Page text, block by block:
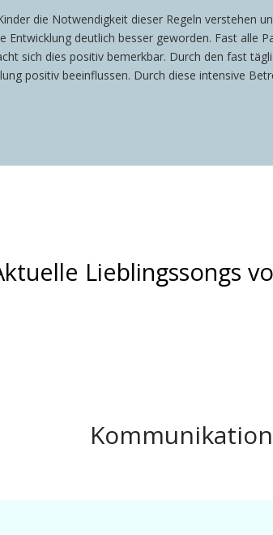
die Notwendigkeit dieser Regeln verstehen
Entwicklung deutlich besser geworden. Fast alle
sich dies positiv bemerkbar. Durch den fast
positiv beeinflussen. Durch diese intensive
Lieblingssongs
Kommunikation